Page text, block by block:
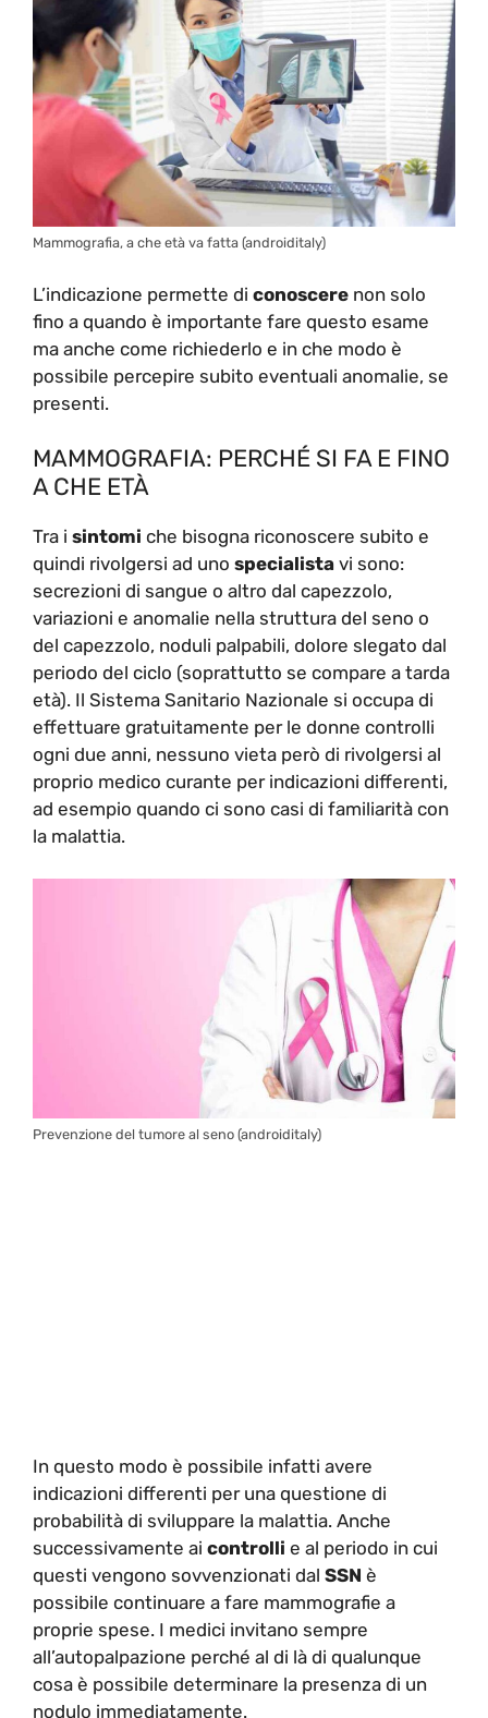
Mammografia, a che età va fatta (androiditaly)
L’indicazione permette di conoscere non solo
fino a quando è importante fare questo esame
ma anche come richiederlo e in che modo è
possibile percepire subito eventuali anomalie, se
presenti.
MAMMOGRAFIA: PERCHÉ SI FA E FINO
A CHE ETÀ
Tra i sintomi che bisogna riconoscere subito e
quindi rivolgersi ad uno specialista vi sono:
secrezioni di sangue o altro dal capezzolo,
variazioni e anomalie nella struttura del seno o
del capezzolo, noduli palpabili, dolore slegato dal
periodo del ciclo (soprattutto se compare a tarda
età). Il Sistema Sanitario Nazionale si occupa di
effettuare gratuitamente per le donne controlli
ogni due anni, nessuno vieta però di rivolgersi al
proprio medico curante per indicazioni differenti,
ad esempio quando ci sono casi di familiarità con
la malattia.
Prevenzione del tumore al seno (androiditaly)
In questo modo è possibile infatti avere
indicazioni differenti per una questione di
probabilità di sviluppare la malattia. Anche
successivamente ai controlli e al periodo in cui
questi vengono sovvenzionati dal SSN è
possibile continuare a fare mammografie a
proprie spese. I medici invitano sempre
all’autopalpazione perché al di là di qualunque
cosa è possibile determinare la presenza di un
nodulo immediatamente.